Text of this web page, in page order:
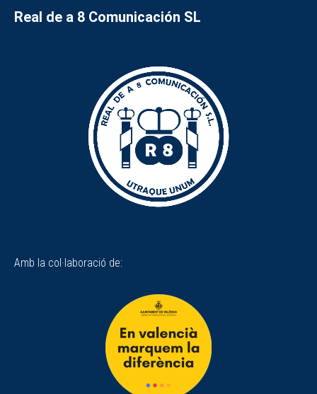
Real de a 8 Comunicación SL
Amb la col·laboració de: